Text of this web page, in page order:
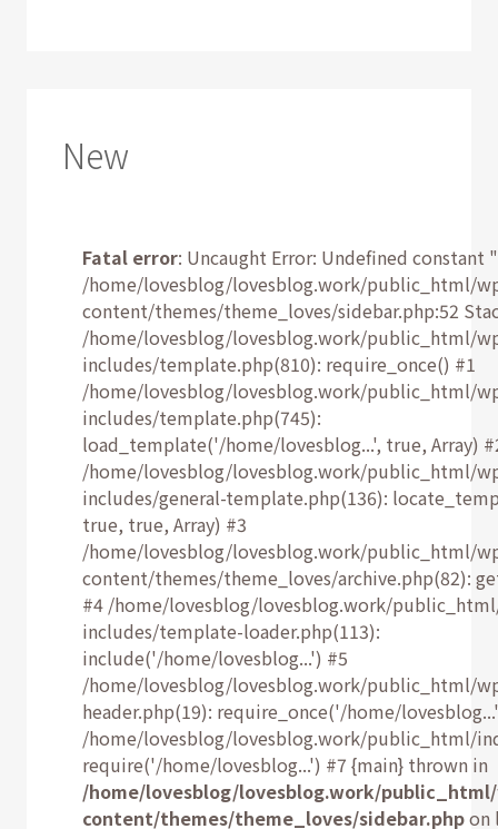
New
Fatal error: Uncaught Error: Undefined constant
/home/lovesblog/lovesblog.work/public_html/
content/themes/theme_loves/sidebar.php:52
/home/lovesblog/lovesblog.work/public_html/
includes/template.php(810): require_once() #1
/home/lovesblog/lovesblog.work/public_html/
includes/template.php(745):
load_template('/home/lovesblog...', true, Array)
/home/lovesblog/lovesblog.work/public_html/
includes/general-template.php(136):
true, true, Array) #3
/home/lovesblog/lovesblog.work/public_html/
content/themes/theme_loves/archive.php(82):
#4 /home/lovesblog/lovesblog.work/
includes/template-loader.php(113):
include('/home/lovesblog...') #5
/home/lovesblog/lovesblog.work/public_html/
header.php(19): require_once('/home/
/home/lovesblog/lovesblog.work/public_html/
require('/home/lovesblog...') #7 {main} thrown in
/home/lovesblog/lovesblog.work/
content/themes/theme_loves/sidebar.phpon